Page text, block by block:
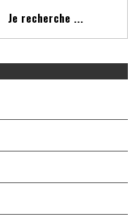
Je recherche ...